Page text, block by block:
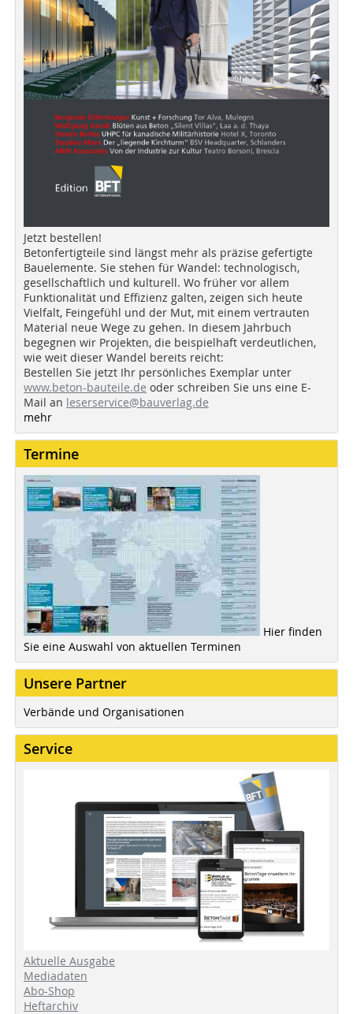
Jetzt bestellen!
Betonfertigteile sind längst mehr als präzise gefertigte
Bauelemente. Sie stehen für Wandel: technologisch,
gesellschaftlich und kulturell. Wo früher vor allem
Funktionalität und Effizienz galten, zeigen sich heute
Vielfalt, Feingefühl und der Mut, mit einem vertrauten
Material neue Wege zu gehen. In diesem Jahrbuch
begegnen wir Projekten, die beispielhaft verdeutlichen,
wie weit dieser Wandel bereits reicht:
Bestellen Sie jetzt Ihr persönliches Exemplar unter
www.beton-bauteile.de oder schreiben Sie uns eine E-
Mail an leserservice@bauverlag.de
mehr
Termine
Hier finden
Sie eine Auswahl von aktuellen Terminen
Unsere Partner
Verbände und Organisationen
Service
Aktuelle Ausgabe
Mediadaten
Abo-Shop
Heftarchiv